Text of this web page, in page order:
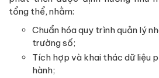
tổng thể, nhằm:
Chuẩn hóa quy trình quản lý
trường số;
Tích hợp và khai thác dữ liệu
hành;